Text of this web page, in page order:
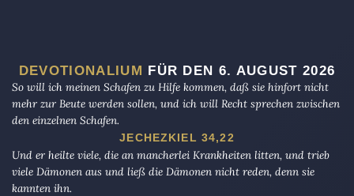
DEVOTIONALIUM FÜR DEN 6. AUGUST 2026
So will ich meinen Schafen zu Hilfe kommen, daß sie hinfort nicht
mehr zur Beute werden sollen, und ich will Recht sprechen zwischen
den einzelnen Schafen.
JECHEZKIEL 34,22
Und er heilte viele, die an mancherlei Krankheiten litten, und trieb
viele Dämonen aus und ließ die Dämonen nicht reden, denn sie
kannten ihn.